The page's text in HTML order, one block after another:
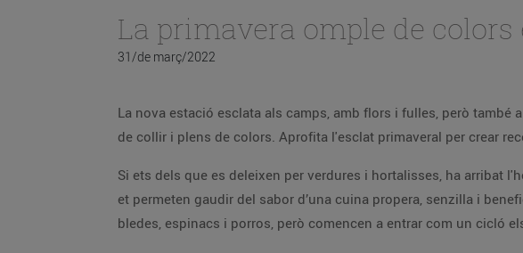
La primavera omple de colors
31/de març/2022
La nova estació esclata als camps, amb flors i fulles, però
de collir i plens de colors. Aprofita l'esclat primaveral per crear
Si ets dels que es deleixen per verdures i hortalisses, ha arribat
et permeten gaudir del sabor d’una cuina propera, senzilla i
bledes, espinacs i porros, però comencen a entrar com un cicló